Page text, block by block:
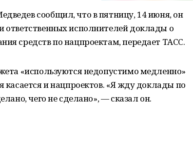
сообщил, что в пятницу, 14 июня, он
ответственных исполнителей доклады о
средств по нацпроектам, передает ТАСС.
«используются недопустимо медленно»
касается и нацпроектов. «Я жду доклады по
чего не сделано», — сказал он.